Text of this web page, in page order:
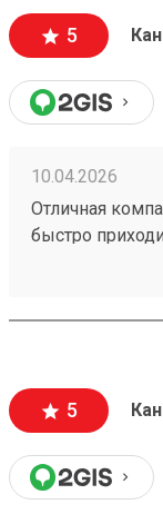
5
10.04.2026
Отличная
быстро
стране. Заказ
5